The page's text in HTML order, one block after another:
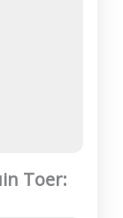
Toer: